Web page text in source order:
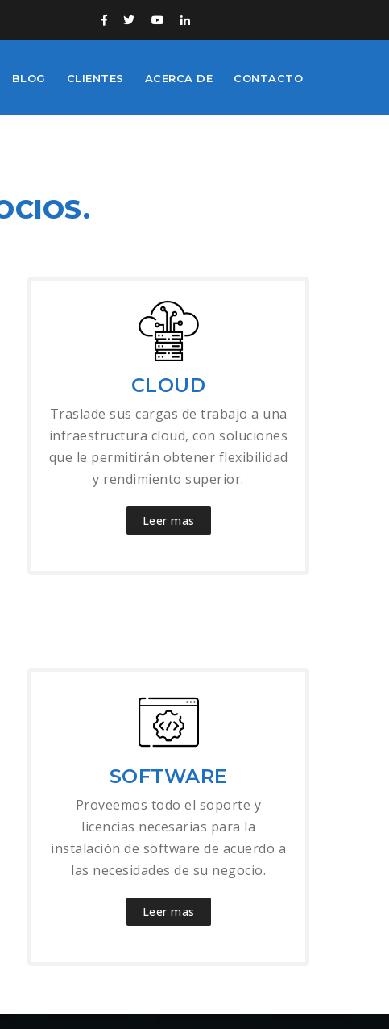
BLOG CLIENTES ACERCA DE CONTACTO
CLOUD
Traslade sus cargas de trabajo a una
infraestructura cloud, con soluciones
que le permitirán obtener flexibilidad
y rendimiento superior.
Leer mas
SOFTWARE
Proveemos todo el soporte y
licencias necesarias para la
instalación de software de acuerdo a
las necesidades de su negocio.
Leer mas